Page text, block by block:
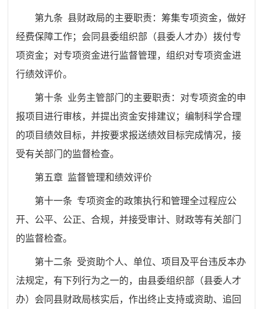
第九条 县财政局的主要职责：筹集专项资金，做好
经费保障工作；会同县委组织部（县委人才办）拨付专
项资金；对专项资金进行监督管理，组织对专项资金进
行绩效评价。
第十条 业务主管部门的主要职责：对专项资金的申
报项目进行审核，并提出资金安排建议；编制科学合理
的项目绩效目标，并按要求报送绩效目标完成情况，接
受有关部门的监督检查。
第五章 监督管理和绩效评价
第十一条 专项资金的政策执行和管理全过程应公
开、公平、公正、合规，并接受审计、财政等有关部门
的监督检查。
第十二条 受资助个人、单位、项目及平台违反本办
法规定，有下列行为之一的，由县委组织部（县委人才
办）会同县财政局核实后，作出终止支持或资助、追回